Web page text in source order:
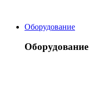
Оборудование
Оборудование